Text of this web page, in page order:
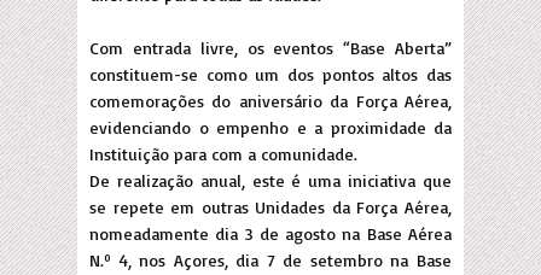
Com entrada livre, os eventos “Base Aberta”
constituem-se como um dos pontos altos das
comemorações do aniversário da Força Aérea,
evidenciando o empenho e a proximidade da
Instituição para com a comunidade.
De realização anual, este é uma iniciativa que
se repete em outras Unidades da Força Aérea,
nomeadamente dia 3 de agosto na Base Aérea
N.º 4, nos Açores, dia 7 de setembro na Base